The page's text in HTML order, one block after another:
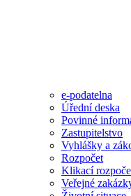
e-podatelna
Úřední deska
Povinné
Zastupitelstvo
Vyhlášky a
Rozpočet
Klikací
Veřejné